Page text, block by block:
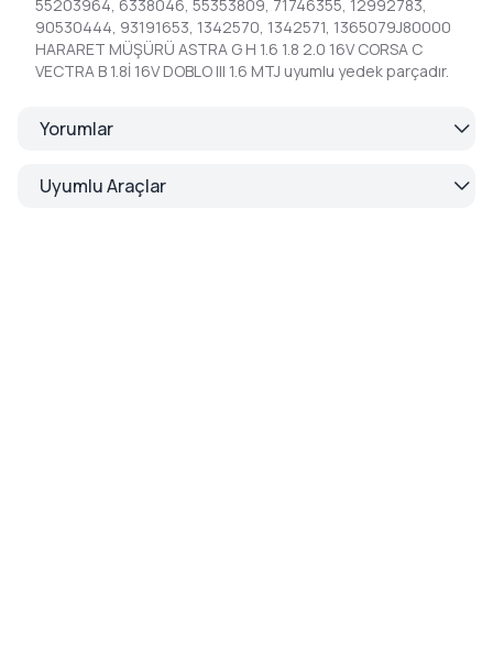
55203964, 6338046, 55353809, 71746355, 12992783,
90530444, 93191653, 1342570, 1342571, 1365079J80000
HARARET MÜŞÜRÜ ASTRA G H 1.6 1.8 2.0 16V CORSA C
VECTRA B 1.8İ 16V DOBLO III 1.6 MTJ uyumlu yedek parçadır.
Yorumlar
Uyumlu Araçlar